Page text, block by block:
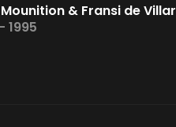
& Fransi de
1995